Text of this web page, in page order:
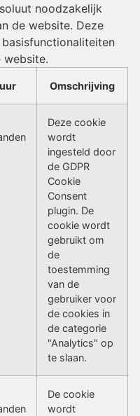
noodzakelijk
de website. Deze
website.
Omschrijving
Deze cookie
wordt
ingesteld door
de GDPR
Cookie
Consent
plugin. De
cookie wordt
gebruikt om
de
toestemming
van de
gebruiker voor
de cookies in
de categorie
"Analytics" op
te slaan.
De cookie
wordt